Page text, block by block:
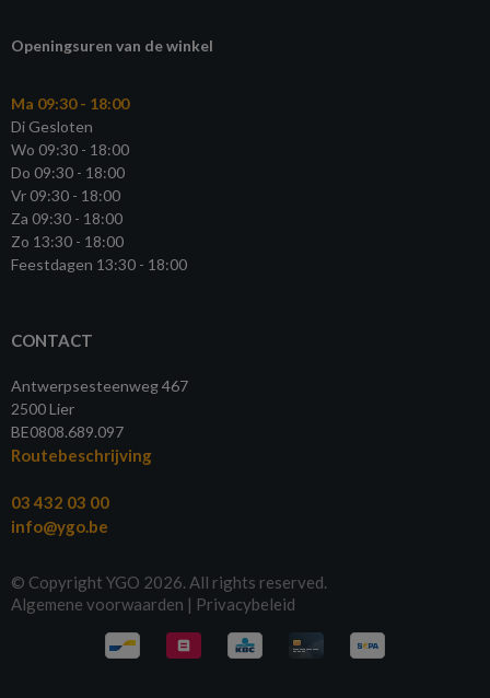
Openingsuren van de winkel
Ma 09:30 - 18:00
Di Gesloten
Wo 09:30 - 18:00
Do 09:30 - 18:00
Vr 09:30 - 18:00
Za 09:30 - 18:00
Zo 13:30 - 18:00
Feestdagen 13:30 - 18:00
CONTACT
Antwerpsesteenweg 467
2500 Lier
BE0808.689.097
Routebeschrijving
03 432 03 00
info@ygo.be
© Copyright YGO 2026. All rights reserved.
Algemene voorwaarden | Privacybeleid